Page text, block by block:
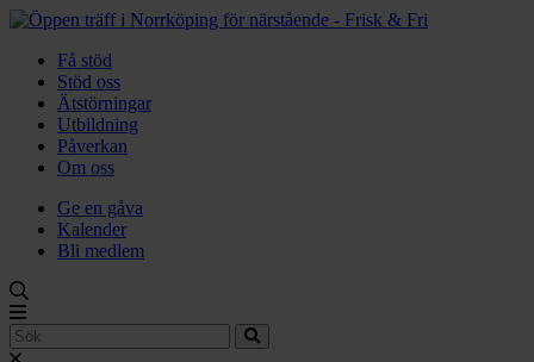
Få stöd
Stöd oss
Ätstörningar
Utbildning
Påverkan
Om oss
Ge en gåva
Kalender
Bli medlem